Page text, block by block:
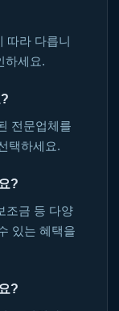
따라 다릅니
하세요.
전문업체를
택하세요.
?
조금 등 다양
있는 혜택을
?